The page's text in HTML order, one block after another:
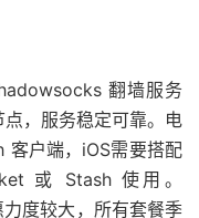
翻墙服务
，服务稳定可靠。电
客户端，iOS需要搭配
或 Stash 使用。
度较大，所有套餐季